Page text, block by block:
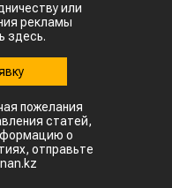
или
рекламы
здесь.
пожелания
статей,
о
отправьте